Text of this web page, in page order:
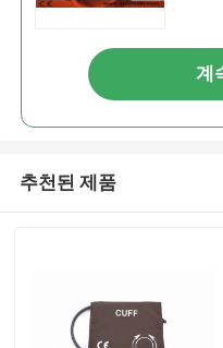
계
추천된 제품